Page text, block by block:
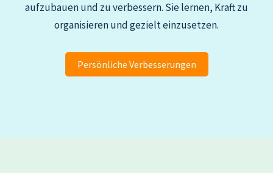
aufzubauen und zu verbessern. Sie lernen, Kraft zu
organisieren und gezielt einzusetzen.
Persönliche Verbesserungen